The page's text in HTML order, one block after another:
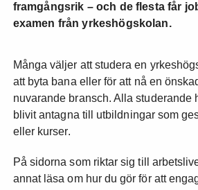
framgångsrik – och de flesta får
examen från yrkeshögskolan.
Många väljer att studera en
att byta bana eller för att nå en
nuvarande bransch. Alla studerande
blivit antagna till utbildningar som
eller kurser.
På sidorna som riktar sig till
annat läsa om hur du gör för att